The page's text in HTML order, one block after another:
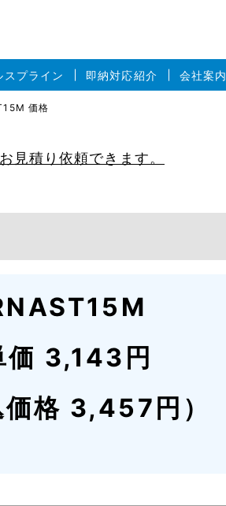
スプライン 即納対応紹介 会社案内
価格
見積り依頼できます。
価 3,143円
価格 3,457円）